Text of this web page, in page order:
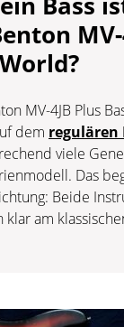
MV-
MV-4JB Plus
dem regulären
viele
Das
Beide
am